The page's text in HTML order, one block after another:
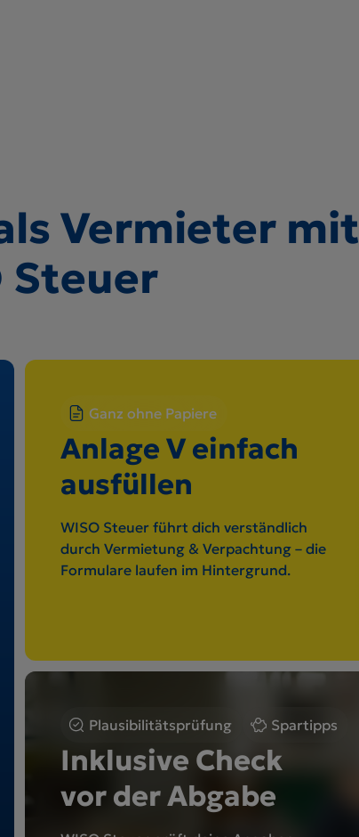
Vermieter mit
Steuer
Ganz ohne Papiere
Anlage V einfach
ausfüllen
WISO Steuer führt dich verständlich
durch Vermietung & Verpachtung – die
Formulare laufen im Hintergrund.
Plausibilitätsprüfung Spartipps
Inklusive Check
vor der Abgabe